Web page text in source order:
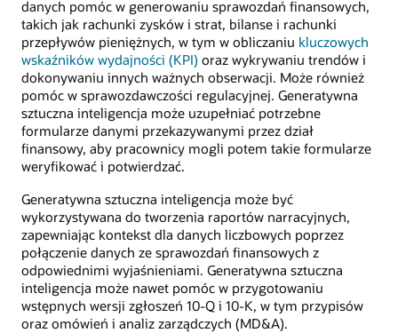
danych pomóc w generowaniu sprawozdań finansowych,
takich jak rachunki zysków i strat, bilanse i rachunki
przepływów pieniężnych, w tym w obliczaniu kluczowych
wskaźników wydajności (KPI) oraz wykrywaniu trendów i
dokonywaniu innych ważnych obserwacji. Może również
pomóc w sprawozdawczości regulacyjnej. Generatywna
sztuczna inteligencja może uzupełniać potrzebne
formularze danymi przekazywanymi przez dział
finansowy, aby pracownicy mogli potem takie formularze
weryfikować i potwierdzać.
Generatywna sztuczna inteligencja może być
wykorzystywana do tworzenia raportów narracyjnych,
zapewniając kontekst dla danych liczbowych poprzez
połączenie danych ze sprawozdań finansowych z
odpowiednimi wyjaśnieniami. Generatywna sztuczna
inteligencja może nawet pomóc w przygotowaniu
wstępnych wersji zgłoszeń 10-Q i 10-K, w tym przypisów
oraz omówień i analiz zarządczych (MD&A).